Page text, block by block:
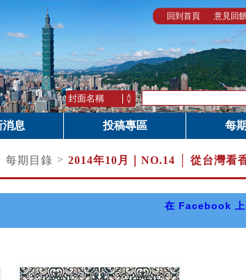
回到首頁 意見回
消息 投稿專區 每
每期目錄 > 2014年10月｜ NO.14 │ 從台灣看
在 Facebook 上